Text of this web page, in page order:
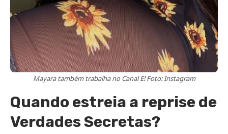
Mayara também trabalha no Canal E! Foto: Instagram
Quando estreia a reprise de
Verdades Secretas?